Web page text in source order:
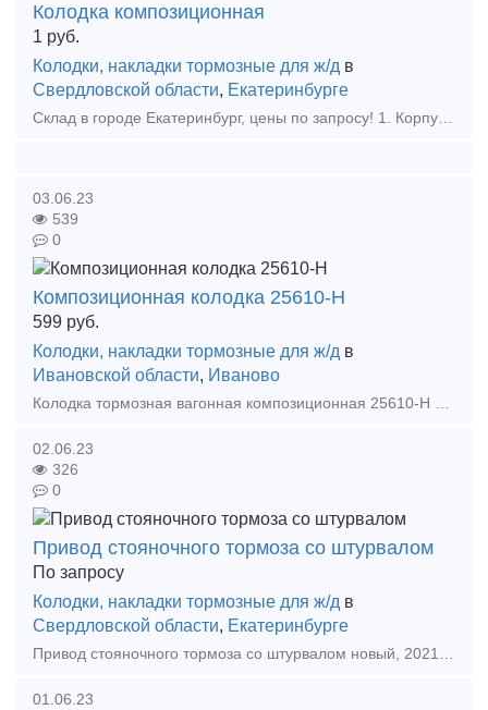
Колодка композиционная
1 руб.
Колодки, накладки тормозные для ж/д в
Свердловской области, Екатеринбурге
Склад в городе Екатеринбург, цены по запросу! 1. Корпус Буксы (Восстановленный ) 2. Крышка крепительная 3. Лабиринтное кольцо 4. Штуцер 4370 6. Штуцер 190.02А 7. Ручка ра
03.06.23
539
0
Композиционная колодка 25610-Н
599 руб.
Колодки, накладки тормозные для ж/д в
Ивановской области, Иваново
Колодка тормозная вагонная композиционная 25610-Н с сетчато-проволочным каркасом предназначена для торможения колесных пар подвижного состава. Эффективность работы композиционной тормозной кол
02.06.23
326
0
Привод стояночного тормоза со штурвалом
По запросу
Колодки, накладки тормозные для ж/д в
Свердловской области, Екатеринбурге
01.06.23